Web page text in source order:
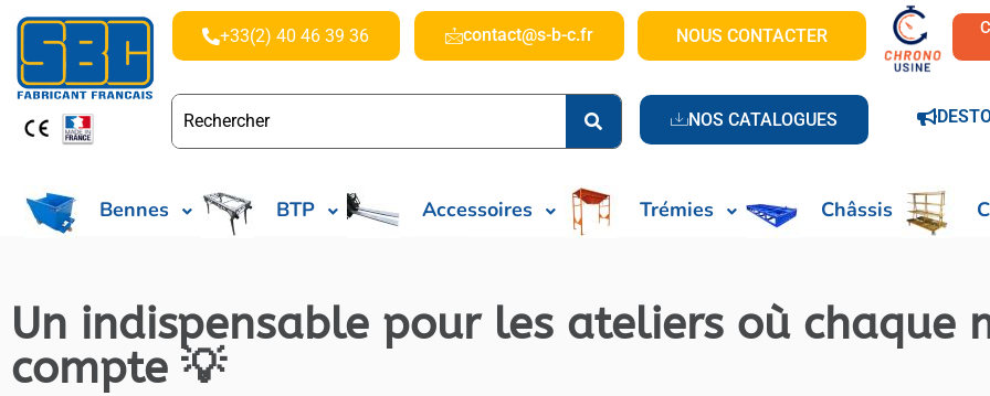
+33(2) 40 46 39 36 contact@s-b-c.fr NOUS CONTACTER
NOS CATALOGUES
Bennes BTP Accessoires Trémies Châssis
Un indispensable pour les ateliers où chaque
compte 💡